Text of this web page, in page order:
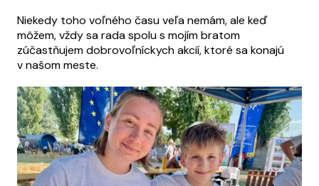
Niekedy toho voľného času veľa nemám, ale keď
môžem, vždy sa rada spolu s mojím bratom
zúčastňujem dobrovoľníckych akcií, ktoré sa konajú
v našom meste.